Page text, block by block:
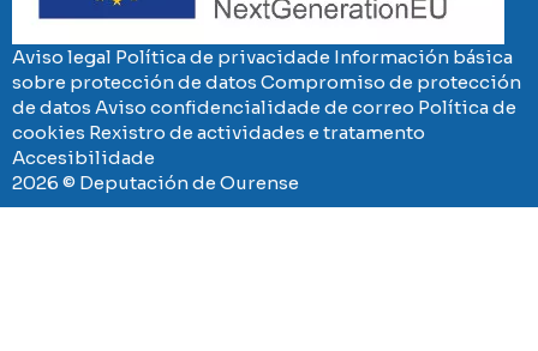
Aviso legal Política de privacidade Información básica
sobre protección de datos Compromiso de protección
de datos Aviso confidencialidade de correo Política de
cookies Rexistro de actividades e tratamento
Accesibilidade
2026 © Deputación de Ourense